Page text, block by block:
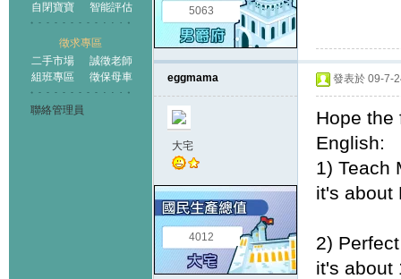
自閉寶寶
智能評估
徵求專區
二手市場
誠徵老師
組班專區
徵保母車
聯絡管理員
5063
eggmama
大宅
4012
發表於 09-7-
Hope the
English:
1) Teach
it's about
2)
it's about